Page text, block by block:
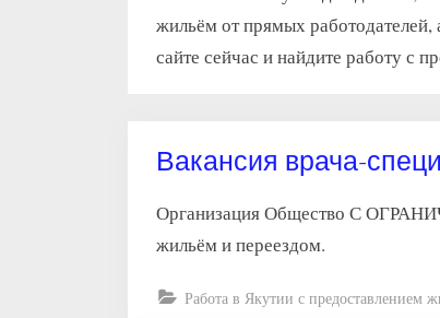
жильём от прямых
сайте сейчас и найдите работу с
Вакансия врача-
Организация Общество С
жильём и переездом.
Работа в Якутии с предоставлением